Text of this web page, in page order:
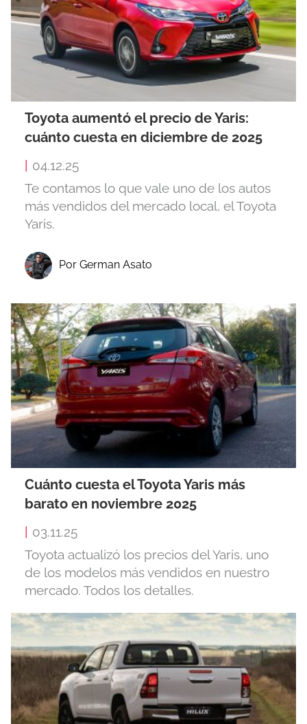
Toyota aumentó el precio de Yaris:
cuánto cuesta en diciembre de 2025
04.12.25
Te contamos lo que vale uno de los autos
más vendidos del mercado local, el Toyota
Yaris.
Por German Asato
Cuánto cuesta el Toyota Yaris más
barato en noviembre 2025
03.11.25
Toyota actualizó los precios del Yaris, uno
de los modelos más vendidos en nuestro
mercado. Todos los detalles.